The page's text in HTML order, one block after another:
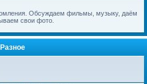
Обсуждаем фильмы, музыку, даём
свои фото.
Разное